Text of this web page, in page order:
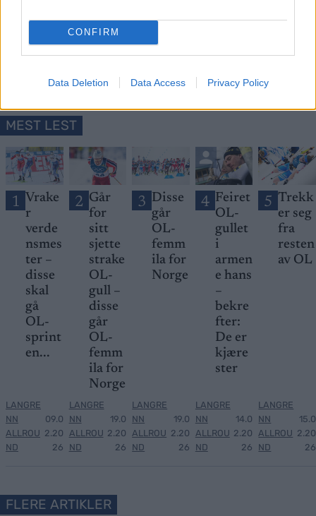
CONFIRM
Data Deletion Data Access Privacy Policy
MEST LEST
1 Vrake
r
verde
nsmes
ter –
disse
skal
gå
OL-
sprint
en...
LANGRE
NN
ALLROU
ND
09.0
2.20
26
2 Går
for
sitt
sjette
strake
OL-
gull –
disse
går
OL-
femm
ila for
Norge
LANGRE
NN
ALLROU
ND
19.0
2.20
26
3 Disse
går
OL-
femm
ila for
Norge
LANGRE
NN
ALLROU
ND
19.0
2.20
26
4 Feiret
OL-
gullet
i
armen
e hans
–
bekre
fter:
De er
kjære
ster
LANGRE
NN
ALLROU
ND
14.0
2.20
26
5 Trekk
er seg
fra
resten
av OL
LANGRE
NN
ALLROU
ND
15.0
2.20
26
FLERE ARTIKLER